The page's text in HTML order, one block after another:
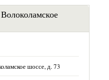
шоссе, д. 73